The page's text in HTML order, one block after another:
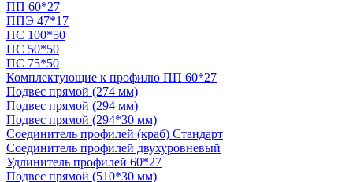
ПП 60*27
ППЭ 47*17
ПС 100*50
ПС 50*50
ПС 75*50
Комплектующие к профилю ПП 60*27
Подвес прямой (274 мм)
Подвес прямой (294 мм)
Подвес прямой (294*30 мм)
Соединитель профилей (краб) Стандарт
Соединитель профилей двухуровневый
Удлинитель профилей 60*27
Подвес прямой (510*30 мм)